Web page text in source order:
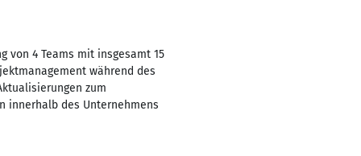
von 4 Teams mit insgesamt 15
während des
zum
innerhalb des Unternehmens